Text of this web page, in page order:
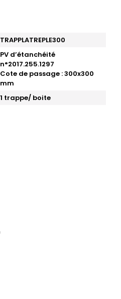
TRAPPLATREPLE300
PV d’étanchéité
n°2017.255.1297
Cote de passage : 300x300
mm
1 trappe/ boite